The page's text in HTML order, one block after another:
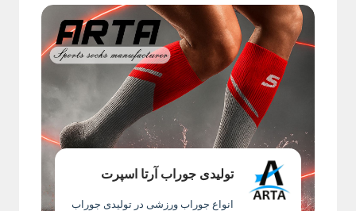
تولیدی جوراب آرتا اسپرت
انواع جوراب ورزشی در تولیدی جوراب